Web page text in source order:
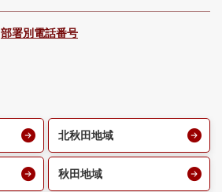
部署別電話番号
北秋田地域
秋田地域